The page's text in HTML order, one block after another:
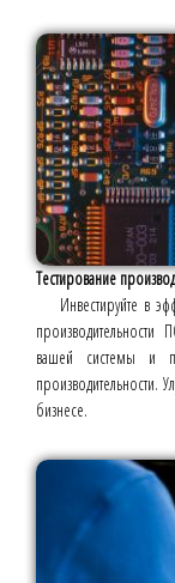
Тестирование
Инвестируйте в
вашей системы и
производительности.
бизнесе.